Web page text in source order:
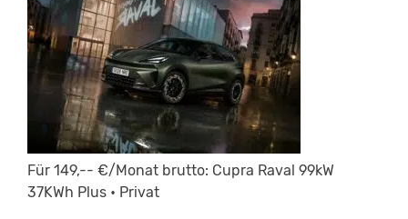
Für 149,-- €/Monat brutto: Cupra Raval 99kW
37KWh Plus • Privat